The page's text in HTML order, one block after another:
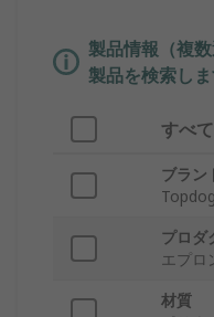
製品情報（複
製品を検索しま
すべ
ブラン
Topdog
プロダ
エプロ
材質